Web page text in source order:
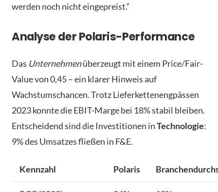
werden noch nicht eingepreist.“
Analyse der Polaris-Performance
Das Unternehmenüberzeugt mit einem Price/Fair-
Value von 0,45 – ein klarer Hinweis auf
Wachstumschancen. Trotz Lieferkettenengpässen
2023 konnte die EBIT-Marge bei 18% stabil bleiben.
Entscheidend sind die Investitionen inTechnologie:
9% des Umsatzes fließen in F&E.
Kennzahl Polaris